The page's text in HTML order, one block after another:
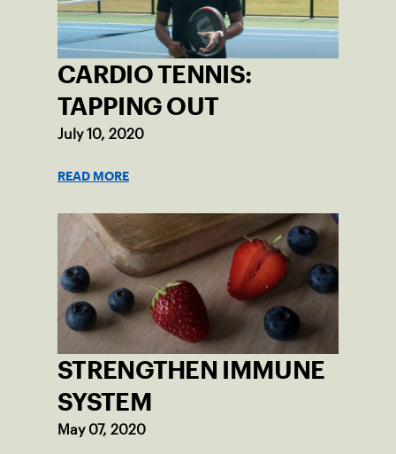
CARDIO TENNIS:
TAPPING OUT
July 10, 2020
READ MORE
STRENGTHEN IMMUNE
SYSTEM
May 07, 2020